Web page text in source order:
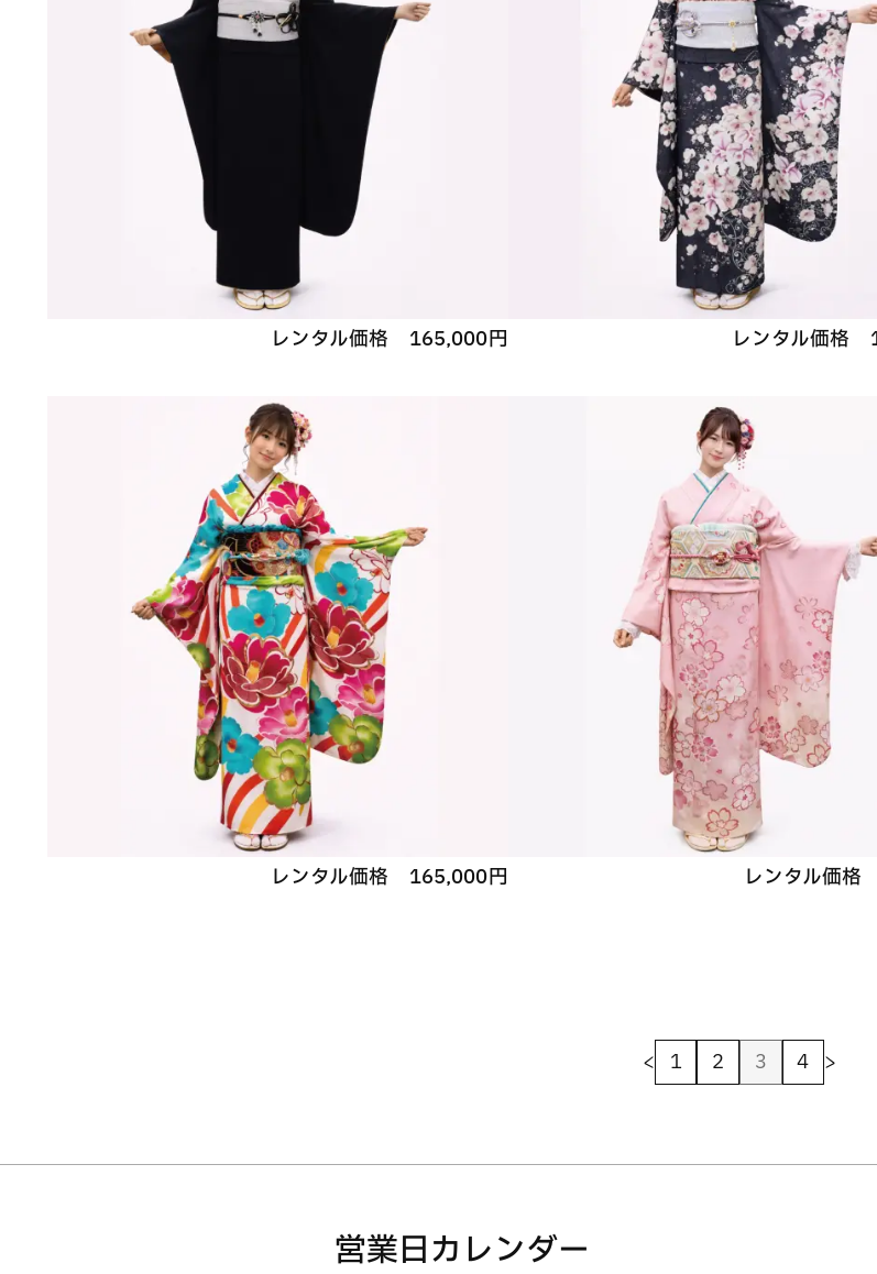
レンタル価格 165,000円 レンタル価格
レンタル価格 165,000円 レンタル価格
< 1 2 3 4 >
営業日カレンダー